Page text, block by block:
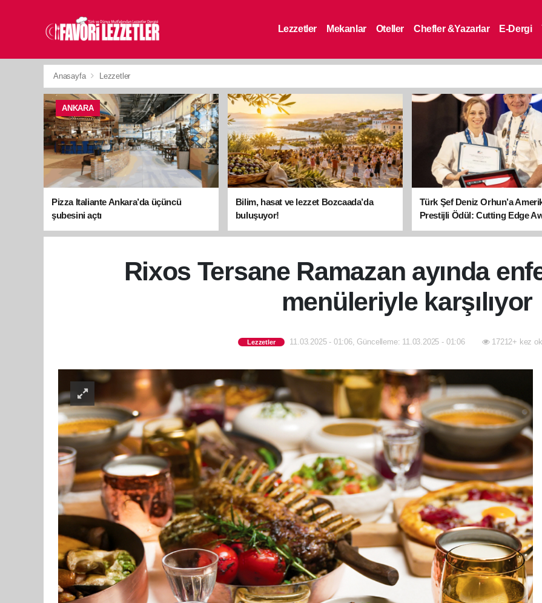
Lezzetler Mekanlar Oteller Chefler &Yazarlar E-Dergi
Anasayfa Lezzetler
ANKARA
Pizza Italiante Ankara’da üçüncü
şubesini açtı
Bilim, hasat ve lezzet Bozcaada’da
buluşuyor!
Türk Şef Deniz Orhun’a
Prestijli Ödül: Cutting Edge
sahibi oldu
Rixos Tersane Ramazan ayında
menüleriyle karşılıyor
Lezzetler 11.03.2025 - 01:06, Güncelleme: 11.03.2025 - 01:06 17212+ kez